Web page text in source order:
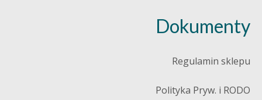
Dokumenty
Regulamin sklepu
Polityka Pryw. i RODO